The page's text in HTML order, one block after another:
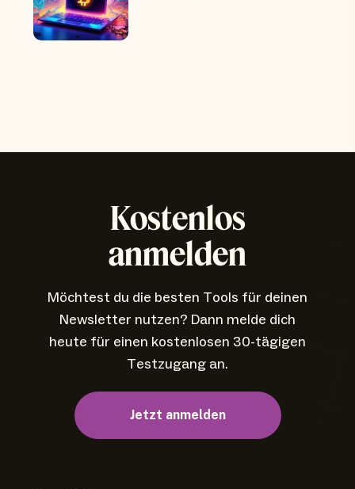
Kostenlos
anmelden
Möchtest du die besten Tools für deinen
Newsletter nutzen? Dann melde dich
heute für einen kostenlosen 30-tägigen
Testzugang an.
Jetzt anmelden